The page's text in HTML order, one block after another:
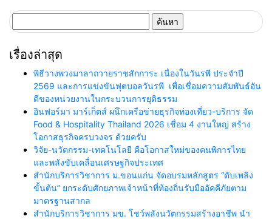
สำหรับ:
เรื่องล่าสุด
พิธีวางพวงมาลาถวายราชสักการะ เนื่องในวันรพี ประจำปี
2569 และการแข่งขันฟุตบอลวันรพี เพื่อเชื่อมความสัมพันธ์อัน
ดีของหน่วยงานในกระบวนการยุติธรรม
อินฟอร์มา มาร์เก็ตส์ ผนึกเครือข่ายธุรกิจท่องเที่ยว-บริการ จัด
Food & Hospitality Thailand 2026 เชื่อม 4 งานใหญ่ สร้าง
โอกาสธุรกิจครบวงจร ด้วยครับ
วิจัย-นวัตกรรม-เทคโนโลยี คือโอกาสใหม่ของคนพิการไทย
และพลังขับเคลื่อนเศรษฐกิจประเทศ
สำนักบริการวิชาการ ม.ขอนแก่น จัดอบรมหลักสูตร “ดับเพลิง
ขั้นต้น” ยกระดับศักยภาพเจ้าหน้าที่ท้องถิ่นรับมืออัคคีภัยตาม
มาตรฐานสากล
สำนักบริการวิชาการ มข. โชว์พลังนวัตกรรมสร้างอาชีพ นำ